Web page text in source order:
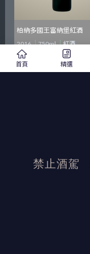
柏納多國王富納堡紅酒
2016 750ml 紅酒
$ 960
首頁 精選
禁止酒駕